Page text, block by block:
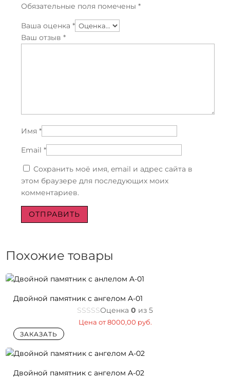
Обязательные поля помечены*
Ваша оценка*
Ваш отзыв*
Имя*
Email*
Сохранить моё имя, email и адрес сайта в
этом браузере для последующих моих
комментариев.
Похожие товары
Двойной памятник с ангелом A-01
Оценка 0 из 5
Цена от8000,00 руб.
ЗАКАЗАТЬ
Двойной памятник с ангелом A-02